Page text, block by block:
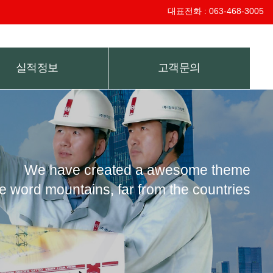
대표전화 : 063-468-3005
실적정보 고객문의
We have created a awesome theme
word mountains, far from the countries